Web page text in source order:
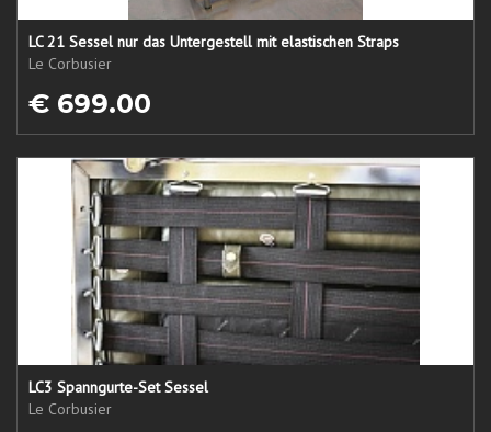
LC 21 Sessel nur das Untergestell mit elastischen Straps
Le Corbusier
€ 699.00
LC3 Spanngurte-Set Sessel
Le Corbusier